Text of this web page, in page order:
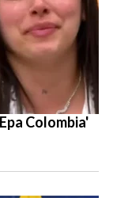
Colombia'